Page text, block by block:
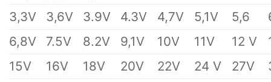
3,3V
3,6V 3.9V 4.3V 4,7V 5,1V 5,6
6,8V
7.5V 8.2V 9,1V 10V 11V 12 V
15V
16V 18V 20V 22V 24 V 27V